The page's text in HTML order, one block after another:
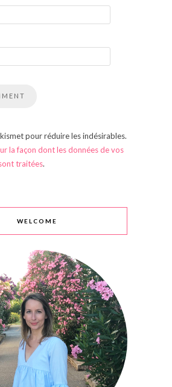
pour réduire les indésirables.
la façon dont les données de vos
traitées.
WELCOME